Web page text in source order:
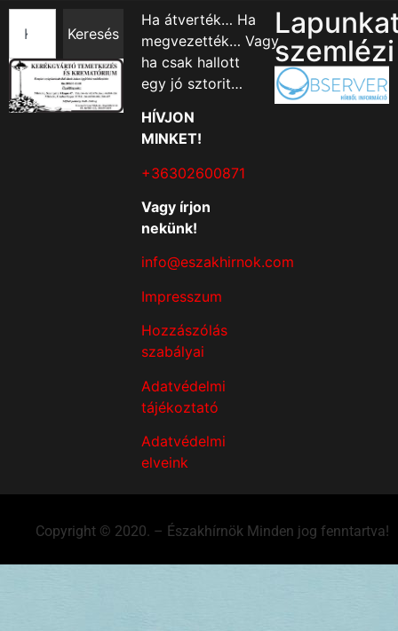
Keresés
Ha átverték… Ha
megvezették… Vagy
ha csak hallott
egy jó sztorit…
HÍVJON
MINKET!
+36302600871
Vagy írjon
nekünk!
info@eszakhirnok.com
Impresszum
Hozzászólás
szabályai
Adatvédelmi
tájékoztató
Adatvédelmi
elveink
szemlézi
Copyright © 2020. – Északhírnök Minden jog fenntartva!